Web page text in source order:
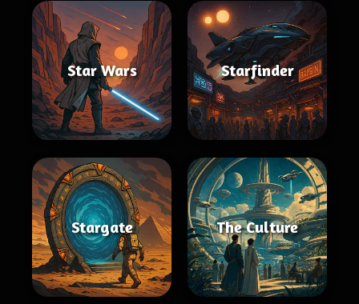
Star Wars Starfinder
Stargate The Culture